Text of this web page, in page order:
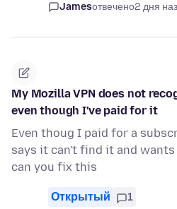
Jamesотвечено2 дня
My Mozilla VPN does not
even though I've paid for it
Even thoug I paid for a
says it can't find it and
can you fix this
Открытый 1